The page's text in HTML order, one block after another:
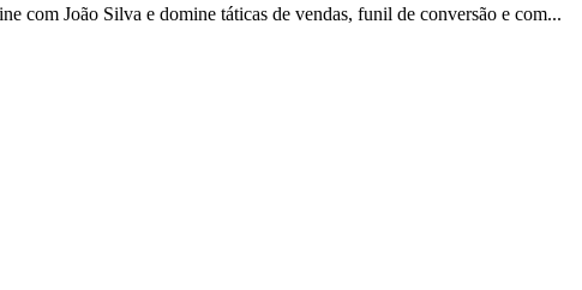
com João Silva e domine táticas de vendas, funil de conversão e com...